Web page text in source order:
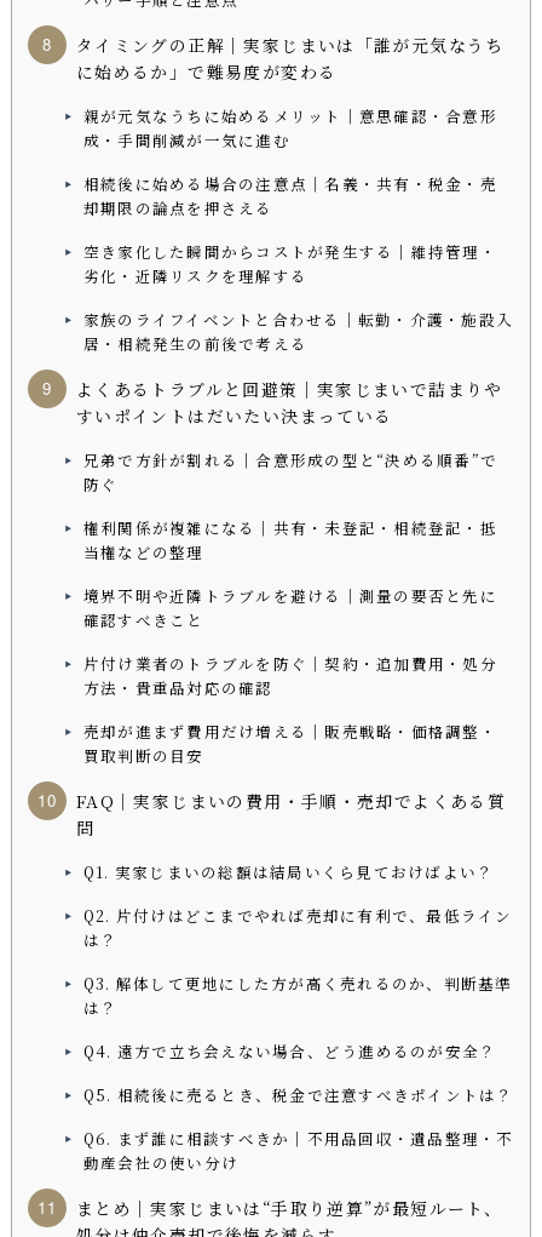
タイミングの正解｜実家じまいは「誰が元気なうち
に始めるか」で難易度が変わる
親が元気なうちに始めるメリット｜意思確認・合意形
成・手間削減が一気に進む
相続後に始める場合の注意点｜名義・共有・税金・売
却期限の論点を押さえる
空き家化した瞬間からコストが発生する｜維持管理・
劣化・近隣リスクを理解する
家族のライフイベントと合わせる｜転勤・介護・施設入
居・相続発生の前後で考える
よくあるトラブルと回避策｜実家じまいで詰まりや
すいポイントはだいたい決まっている
兄弟で方針が割れる｜合意形成の型と“決める順番”で
防ぐ
権利関係が複雑になる｜共有・未登記・相続登記・抵
当権などの整理
境界不明や近隣トラブルを避ける｜測量の要否と先に
確認すべきこと
片付け業者のトラブルを防ぐ｜契約・追加費用・処分
方法・貴重品対応の確認
売却が進まず費用だけ増える｜販売戦略・価格調整・
買取判断の目安
FAQ｜実家じまいの費用・手順・売却でよくある質
問
Q1. 実家じまいの総額は結局いくら見ておけばよい？
Q2. 片付けはどこまでやれば売却に有利で、最低ライン
は？
Q3. 解体して更地にした方が高く売れるのか、判断基準
は？
Q4. 遠方で立ち会えない場合、どう進めるのが安全？
Q5. 相続後に売るとき、税金で注意すべきポイントは？
Q6. まず誰に相談すべきか｜不用品回収・遺品整理・不
動産会社の使い分け
まとめ｜実家じまいは“手取り逆算”が最短ルート、